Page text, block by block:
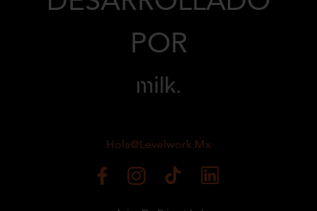
POR
Hola@levelwork.mx